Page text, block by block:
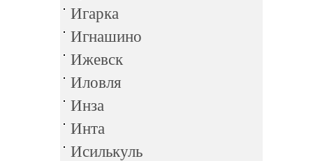
Игарка
Игнашино
Ижевск
Иловля
Инза
Инта
Исилькуль